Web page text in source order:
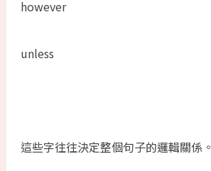
however
unless
這些字往往決定整個句子的邏輯關係。